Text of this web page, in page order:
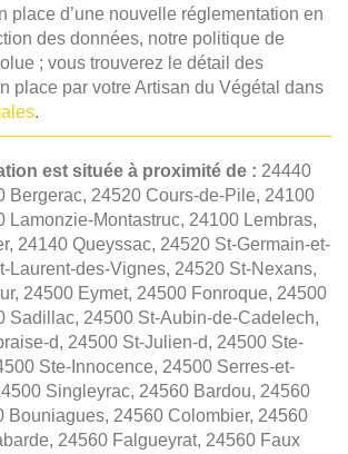
place d’une nouvelle réglementation en
des données, notre politique de
; vous trouverez le détail des
place par votre Artisan du Végétal dans
.
est située à proximité de : 24440
Bergerac, 24520 Cours-de-Pile, 24100
Lamonzie-Montastruc, 24100 Lembras,
24140 Queyssac, 24520 St-Germain-et-
Laurent-des-Vignes, 24520 St-Nexans,
24500 Eymet, 24500 Fonroque, 24500
Sadillac, 24500 St-Aubin-de-Cadelech,
d, 24500 St-Julien-d, 24500 Ste-
Ste-Innocence, 24500 Serres-et-
Singleyrac, 24560 Bardou, 24560
Bouniagues, 24560 Colombier, 24560
24560 Falgueyrat, 24560 Faux